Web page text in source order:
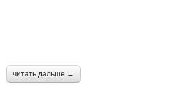
читать дальше →